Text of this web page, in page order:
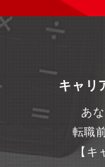
キャリ
あ
転職
【キ